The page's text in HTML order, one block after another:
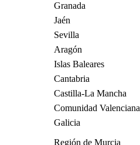
Granada
Jaén
Sevilla
Aragón
Islas Baleares
Cantabria
Castilla-La Mancha
Comunidad Valenciana
Galicia
Región de Murcia